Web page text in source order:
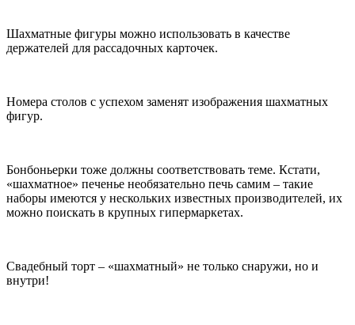
Шахматные фигуры можно использовать в качестве
держателей для рассадочных карточек.
Номера столов с успехом заменят изображения шахматных
фигур.
Бонбоньерки тоже должны соответствовать теме. Кстати,
«шахматное» печенье необязательно печь самим – такие
наборы имеются у нескольких известных производителей, их
можно поискать в крупных гипермаркетах.
Свадебный торт – «шахматный» не только снаружи, но и
внутри!